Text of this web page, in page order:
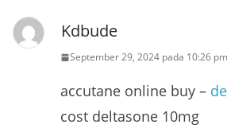
Kdbude
September 29, 2024 pada 10:26 pm
accutane online buy –
cost deltasone 10mg